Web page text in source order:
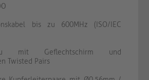
bis zu 600MHz (ISO/IEC
mit Geflechtschirm und
Twisted Pairs